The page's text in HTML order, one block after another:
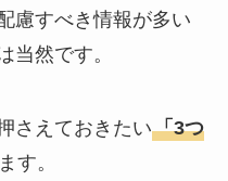
慮すべき情報が多い
当然です。
さえておきたい「3つ
す。